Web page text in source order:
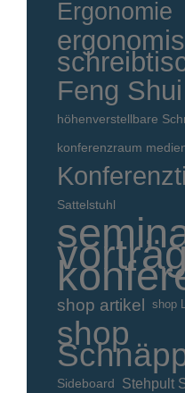
Ergonomie
Feng Shui
höhenverstellbare
konferenzraum
Sattelstuhl
shop artikel shop
shop
Sideboard Stehpult